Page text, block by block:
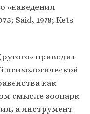
«наведения
Said, 1978; Kets
приводит
психологической
как
смысле зоопарк
а инструмент